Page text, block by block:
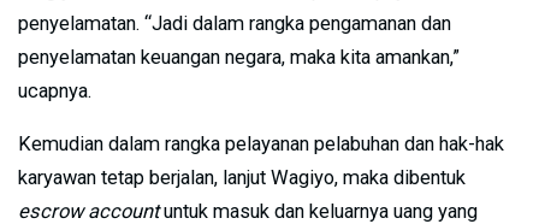
penyelamatan. “Jadi dalam rangka pengamanan dan
penyelamatan keuangan negara, maka kita amankan,”
ucapnya.
Kemudian dalam rangka pelayanan pelabuhan dan hak-hak
karyawan tetap berjalan, lanjut Wagiyo, maka dibentuk
escrow accountuntuk masuk dan keluarnya uang yang